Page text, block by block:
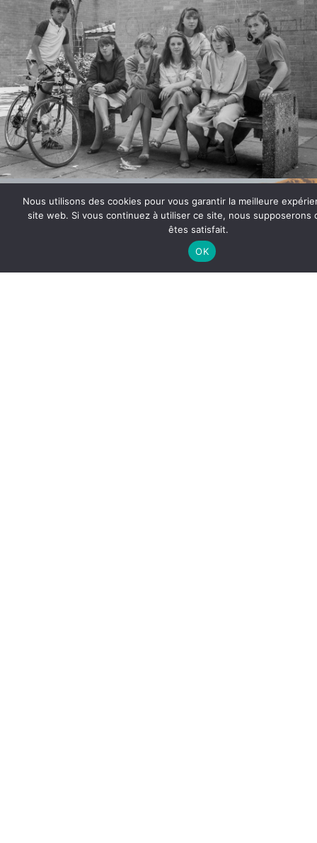
Nous utilisons des cookies pour vous garantir la meilleure
site web. Si vous continuez à utiliser ce site, nous supposerons
êtes satisfait.
OK